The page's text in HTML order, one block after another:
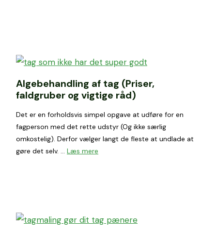
Algebehandling af tag (Priser,
faldgruber og vigtige råd)
Det er en forholdsvis simpel opgave at udføre for en
fagperson med det rette udstyr (Og ikke særlig
omkostelig). Derfor vælger langt de fleste at undlade at
gøre det selv. … Læs mere